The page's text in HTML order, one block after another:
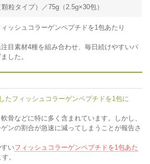
粒タイプ）／75g（2.5g×30包）
ッシュコラーゲンペプチドを1包あたり
目素材4種を組み合わせ、毎日続けやすいパ
した。
たフィッシュコラーゲンペプチドを1包に
骨などに特に多く含まれています。しかし、
ンの割合が急速に減ってしまうことが報告さ
いフィッシュコラーゲンペプチドを1包あた
。